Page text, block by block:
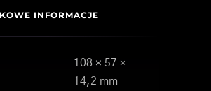
INFORMACJE
108 × 57 ×
14,2 mm